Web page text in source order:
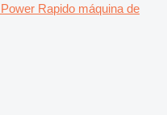
Rapido máquina de